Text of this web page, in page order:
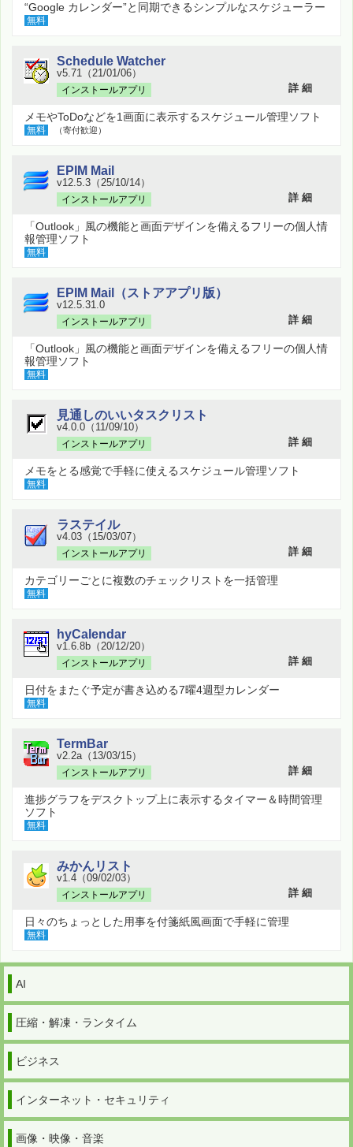
“Google カレンダー”と同期できるシンプルなスケジューラー
無料
Schedule Watcher
v5.71（21/01/06）
インストールアプリ
詳 細
メモやToDoなどを1画面に表示するスケジュール管理ソフト
無料 （寄付歓迎）
EPIM Mail
v12.5.3（25/10/14）
インストールアプリ
詳 細
「Outlook」風の機能と画面デザインを備えるフリーの個人情
報管理ソフト
無料
EPIM Mail（ストアアプリ版）
v12.5.31.0
インストールアプリ
詳 細
「Outlook」風の機能と画面デザインを備えるフリーの個人情
報管理ソフト
無料
見通しのいいタスクリスト
v4.0.0（11/09/10）
インストールアプリ
詳 細
メモをとる感覚で手軽に使えるスケジュール管理ソフト
無料
ラステイル
v4.03（15/03/07）
インストールアプリ
詳 細
カテゴリーごとに複数のチェックリストを一括管理
無料
hyCalendar
v1.6.8b（20/12/20）
インストールアプリ
詳 細
日付をまたぐ予定が書き込める7曜4週型カレンダー
無料
TermBar
v2.2a（13/03/15）
インストールアプリ
詳 細
進捗グラフをデスクトップ上に表示するタイマー＆時間管理
ソフト
無料
みかんリスト
v1.4（09/02/03）
インストールアプリ
詳 細
日々のちょっとした用事を付箋紙風画面で手軽に管理
無料
AI
圧縮・解凍・ランタイム
ビジネス
インターネット・セキュリティ
画像・映像・音楽